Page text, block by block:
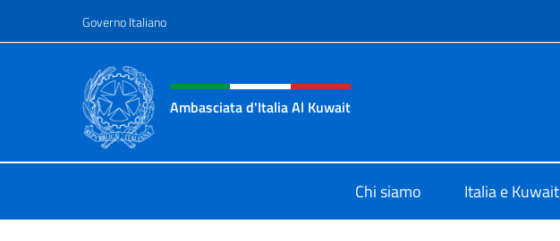
Governo Italiano
Intestazione sito, social e menù
Ambasciata d'Italia Al Kuwait
Chi siamo Italia e Kuwait